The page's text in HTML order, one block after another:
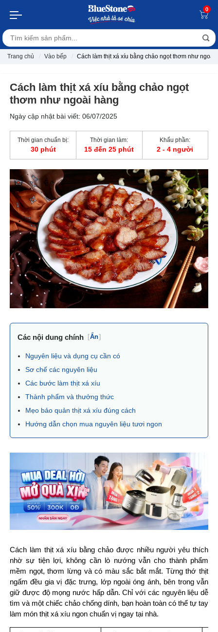
0
Trang chủ Vào bếp Cách làm thịt xá xíu bằng chảo ngọt thơm như ngoài
Cách làm thịt xá xíu bằng chảo ngọt
thơm như ngoài hàng
Ngày cập nhật bài viết: 06/07/2025
Thời gian chuẩn bị:
30 phút
Thời gian làm:
15 đến 25 phút
Khẩu phần:
2 - 4 người
Các nội dung chính [Ẩn]
Nguyên liệu và dụng cụ cần có
Sơ chế các nguyên liệu
Các bước làm thịt xá xíu
Thành phẩm và thưởng thức
Mẹo bảo quản thịt xá xíu đúng cách
Hướng dẫn chọn mua nguyên liệu tươi ngon
Cách làm thịt xá xíu bằng chảo được nhiều người yêu thích
nhờ sự tiện lợi, không cần lò nướng vẫn cho thành phẩm
mềm ngọt, thơm lừng và có màu sắc bắt mắt. Từng thớ thịt
ngấm đều gia vị đặc trưng, lớp ngoài óng ánh, bên trong vẫn
giữ được độ mọng nước hấp dẫn. Chỉ với các nguyên liệu dễ
tìm và một chiếc chảo chống dính, bạn hoàn toàn có thể tự tay
làm món thịt xá xíu ngon chuẩn vị ngay tại nhà.